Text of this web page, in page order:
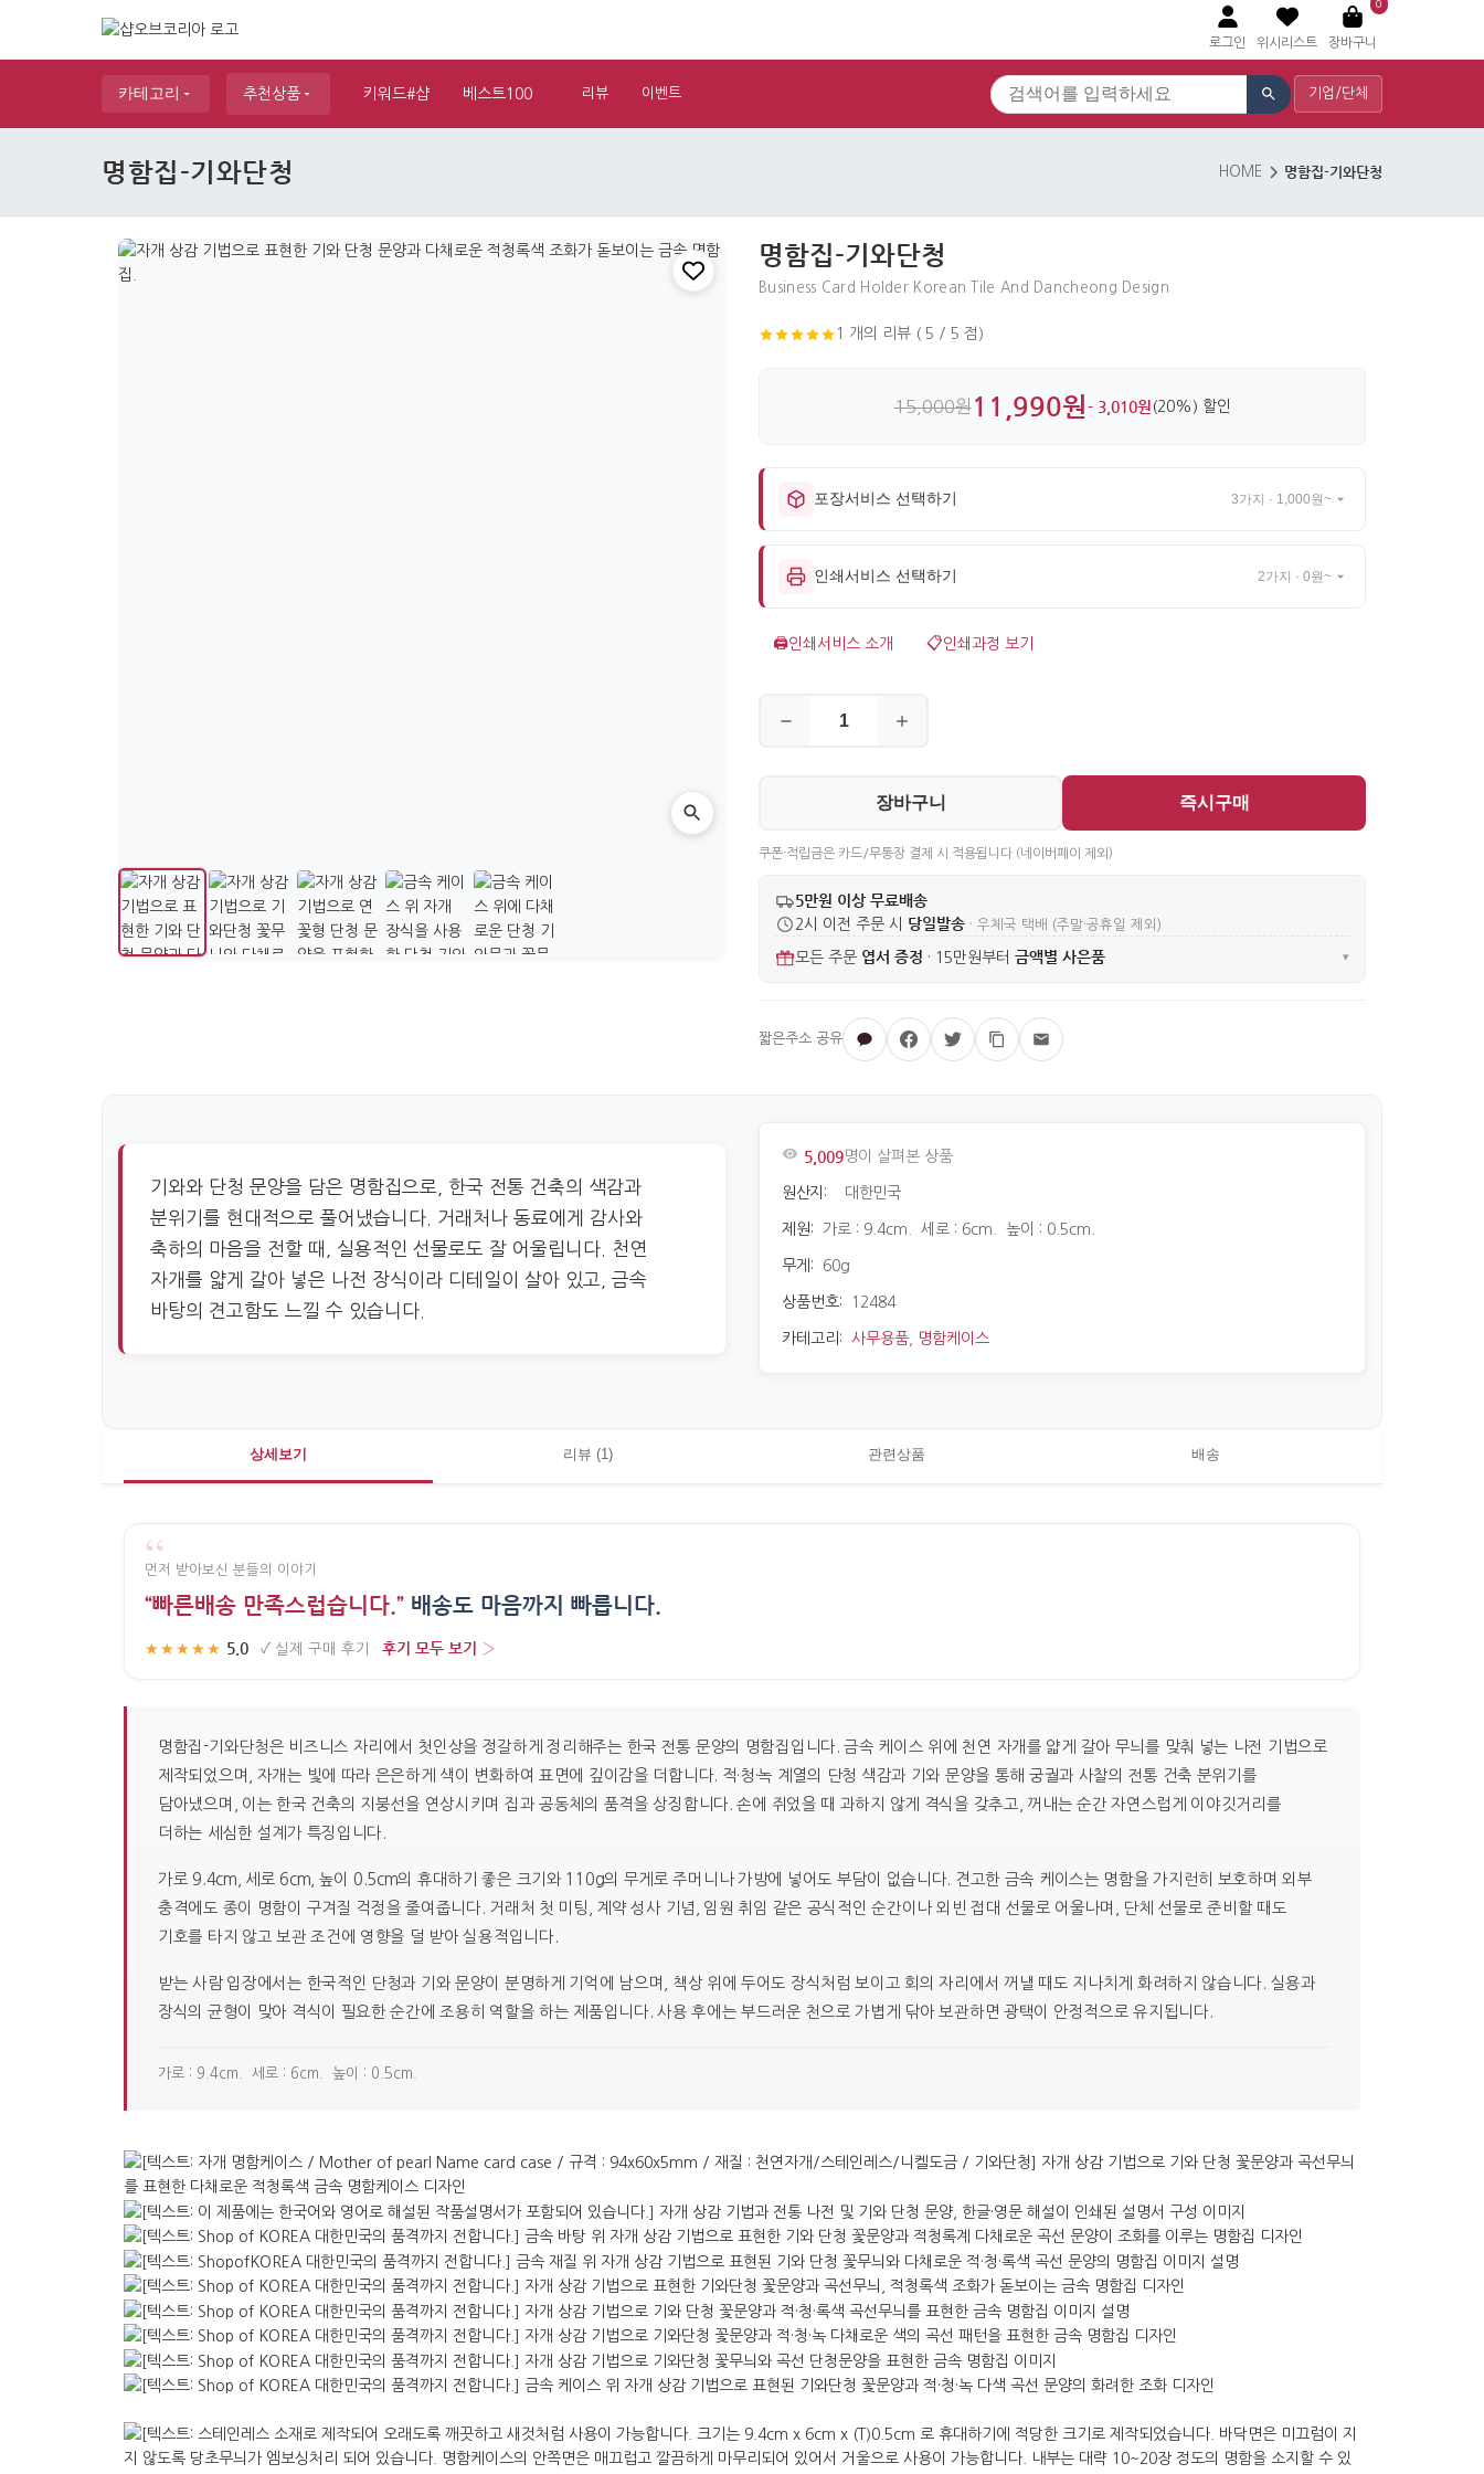
로그인 위시리스트
0
장바구니
카테고리 추천상품 키워드#샵 베스트100 리뷰 이벤트 기업/단체
명함집-기와단청 HOME 명함집-기와단청
명함집-기와단청
Business Card Holder Korean Tile And Dancheong Design
1 개의 리뷰 ( 5 / 5 점)
15,000원11,990원- 3,010원 (20%) 할인
포장서비스 선택하기 3가지 · 1,000원~
인쇄서비스 선택하기 2가지 · 0원~
🖨️인쇄서비스 소개 📋인쇄과정 보기
장바구니 즉시구매
쿠폰·적립금은 카드/무통장 결제 시 적용됩니다 (네이버페이 제외)
5만원 이상 무료배송
2시 이전 주문 시 당일발송 · 우체국 택배 (주말·공휴일 제외)
모든 주문 엽서 증정 · 15만원부터 금액별 사은품 ▾
기와와 단청 문양을 담은 명함집으로, 한국 전통 건축의 색감과
분위기를 현대적으로 풀어냈습니다. 거래처나 동료에게 감사와
축하의 마음을 전할 때, 실용적인 선물로도 잘 어울립니다. 천연
자개를 얇게 갈아 넣은 나전 장식이라 디테일이 살아 있고, 금속
바탕의 견고함도 느낄 수 있습니다.
5,009명이 살펴본 상품
원산지: 대한민국
제원: 가로 : 9.4cm. 세로 : 6cm. 높이 : 0.5cm.
무게: 60g
상품번호: 12484
카테고리: 사무용품 명함케이스
상세보기 리뷰 (1) 관련상품 배송
“
먼저 받아보신 분들의 이야기
“빠른배송 만족스럽습니다.” 배송도 마음까지 빠릅니다.
★★★★★ 5.0 · ✓ 실제 구매 후기 · 후기 모두 보기 ›
명함집-기와단청은 비즈니스 자리에서 첫인상을 정갈하게 정리해주는 한국 전통 문양의 명함집입니다. 금속 케이스 위에 천연 자개를 얇게 갈아 무늬를 맞춰 넣는 나전 기법으로
제작되었으며, 자개는 빛에 따라 은은하게 색이 변화하여 표면에 깊이감을 더합니다. 적·청·녹 계열의 단청 색감과 기와 문양을 통해 궁궐과 사찰의 전통 건축 분위기를
담아냈으며, 이는 한국 건축의 지붕선을 연상시키며 집과 공동체의 품격을 상징합니다. 손에 쥐었을 때 과하지 않게 격식을 갖추고, 꺼내는 순간 자연스럽게 이야깃거리를
더하는 세심한 설계가 특징입니다.
가로 9.4cm, 세로 6cm, 높이 0.5cm의 휴대하기 좋은 크기와 110g의 무게로 주머니나 가방에 넣어도 부담이 없습니다. 견고한 금속 케이스는 명함을 가지런히 보호하며 외부
충격에도 종이 명함이 구겨질 걱정을 줄여줍니다. 거래처 첫 미팅, 계약 성사 기념, 임원 취임 같은 공식적인 순간이나 외빈 접대 선물로 어울나며, 단체 선물로 준비할 때도
기호를 타지 않고 보관 조건에 영향을 덜 받아 실용적입니다.
받는 사람 입장에서는 한국적인 단청과 기와 문양이 분명하게 기억에 남으며, 책상 위에 두어도 장식처럼 보이고 회의 자리에서 꺼낼 때도 지나치게 화려하지 않습니다. 실용과
장식의 균형이 맞아 격식이 필요한 순간에 조용히 역할을 하는 제품입니다. 사용 후에는 부드러운 천으로 가볍게 닦아 보관하면 광택이 안정적으로 유지됩니다.
가로 : 9.4cm. 세로 : 6cm. 높이 : 0.5cm.